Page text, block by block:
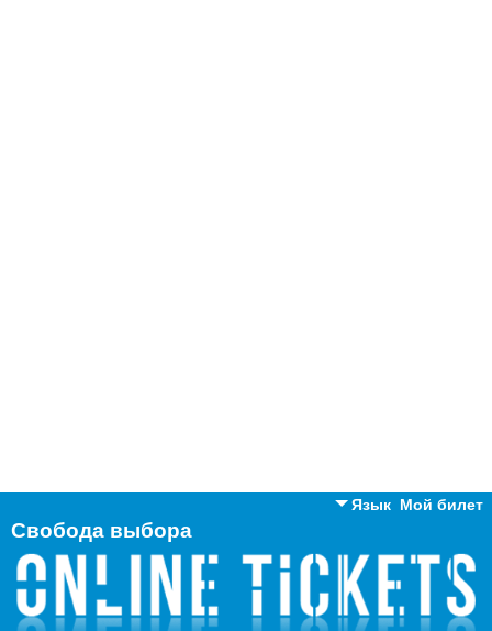
Мой билет
Язык
Английский
Русский
Свобода выбора